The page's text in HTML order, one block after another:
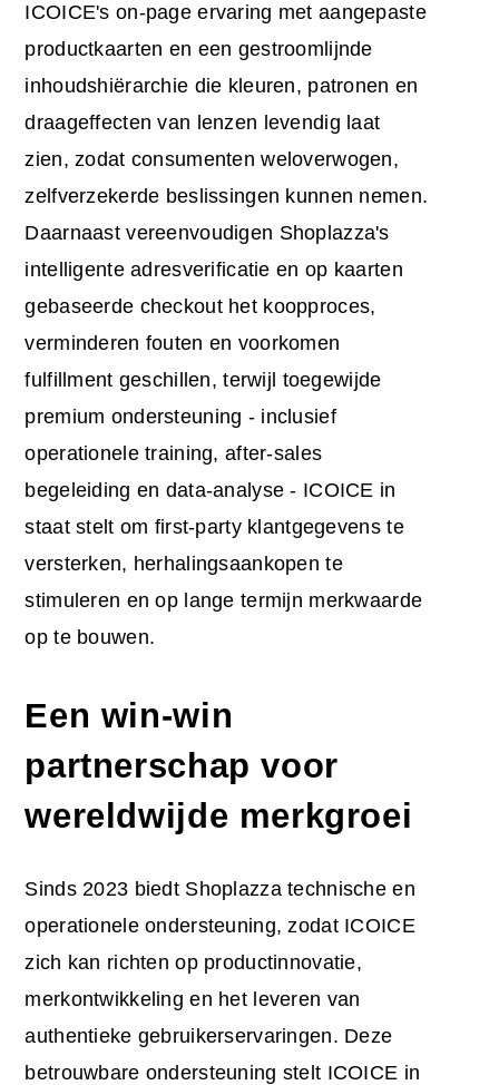
ICOICE's on-page ervaring met aangepaste
productkaarten en een gestroomlijnde
inhoudshiërarchie die kleuren, patronen en
draageffecten van lenzen levendig laat
zien, zodat consumenten weloverwogen,
zelfverzekerde beslissingen kunnen nemen.
Daarnaast vereenvoudigen Shoplazza's
intelligente adresverificatie en op kaarten
gebaseerde checkout het koopproces,
verminderen fouten en voorkomen
fulfillment geschillen, terwijl toegewijde
premium ondersteuning - inclusief
operationele training, after-sales
begeleiding en data-analyse - ICOICE in
staat stelt om first-party klantgegevens te
versterken, herhalingsaankopen te
stimuleren en op lange termijn merkwaarde
op te bouwen.
Een win-win
partnerschap voor
wereldwijde merkgroei
Sinds 2023 biedt Shoplazza technische en
operationele ondersteuning, zodat ICOICE
zich kan richten op productinnovatie,
merkontwikkeling en het leveren van
authentieke gebruikerservaringen. Deze
betrouwbare ondersteuning stelt ICOICE in